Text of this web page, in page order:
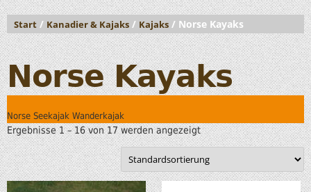
Start / Kanadier & Kajaks / Kajaks / Norse Kayaks
Norse Kayaks
Norse Seekajak Wanderkajak
Ergebnisse 1 – 16 von 17 werden angezeigt